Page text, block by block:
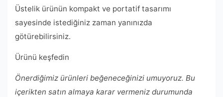
Üstelik ürünün kompakt ve portatif tasarımı
sayesinde istediğiniz zaman yanınızda
götürebilirsiniz.
Ürünü keşfedin
Önerdiğimiz ürünleri beğeneceğinizi umuyoruz. Bu
içerikten satın almaya karar vermeniz durumunda